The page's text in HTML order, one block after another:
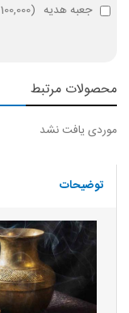
جعبه هدیه (100,000 تومان
محصولات مرتبط
موردی یافت نشد
توضیحات